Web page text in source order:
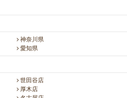
神奈川県
愛知県
世田谷店
厚木店